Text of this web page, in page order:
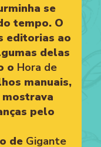
se
tempo. O
editorias ao
delas
o Hora de
manuais,
mostrava
pelo
de Gigante